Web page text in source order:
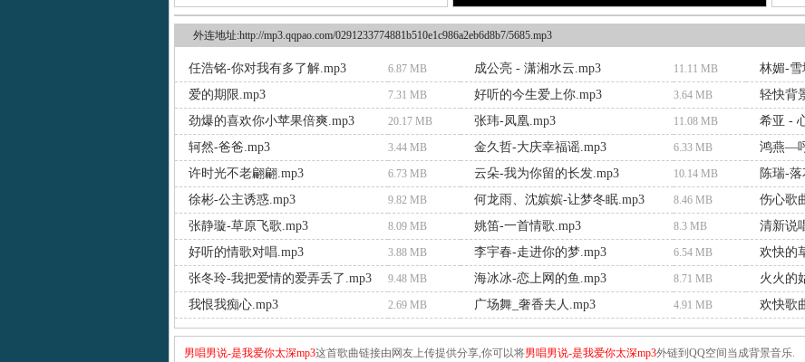
外连地址:http://mp3.qqpao.com/0291233774881b510e1c986a2eb6d8b7/5685.mp3
任浩铭-你对我有多了解.mp3 6.87 MB 成公亮 - 潇湘水云.mp3 11.11 MB 林媚-雪
爱的期限.mp3 7.31 MB 好听的今生爱上你.mp3 3.64 MB 轻快背
劲爆的喜欢你小苹果倍爽.mp3 20.17 MB 张玮-凤凰.mp3 11.08 MB 希亚 -
轲然-爸爸.mp3 3.44 MB 金久哲-大庆幸福谣.mp3 6.33 MB 鸿燕—
许时光不老翩翩.mp3 6.73 MB 云朵-我为你留的长发.mp3 10.14 MB 陈瑞-
徐彬-公主诱惑.mp3 9.82 MB 何龙雨、沈嫔嫔-让梦冬眠.mp3 8.46 MB 伤心歌
张静璇-草原飞歌.mp3 8.09 MB 姚笛-一首情歌.mp3 8.3 MB 清新说
好听的情歌对唱.mp3 3.88 MB 李宇春-走进你的梦.mp3 6.54 MB 欢快的
张冬玲-我把爱情的爱弄丢了.mp3 9.48 MB 海冰冰-恋上网的鱼.mp3 8.71 MB 火火的
我恨我痴心.mp3 2.69 MB 广场舞_奢香夫人.mp3 4.91 MB 欢快歌
男唱男说-是我爱你太深mp3这首歌曲链接由网友上传提供分享,你可以将男唱男说-是我爱你太深mp3外链到QQ空间当成背景音乐.